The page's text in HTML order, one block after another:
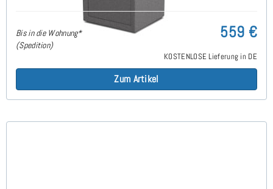
Bis in die Wohnung*
(Spedition)
559 €
KOSTENLOSE Lieferung in DE
Zum Artikel